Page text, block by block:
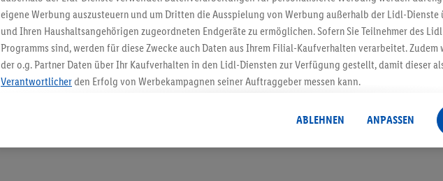
Jetzt zum Newsletter anmelden
Gutschein sichern!
eigene Werbung auszusteuern und um Dritten die Ausspielung von Werbung außerhalb der Lidl-Dienste
und Ihren Haushaltsangehörigen zugeordneten Endgeräte zu ermöglichen. Sofern Sie Teilnehmer des
Programms sind, werden für diese Zwecke auch Daten aus Ihrem Filial-Kaufverhalten verarbeitet. Zudem
der o.g. Partner Daten über Ihr Kaufverhalten in den Lidl-Diensten zur Verfügung gestellt, damit dieser
Verantwortlicherden Erfolg von Werbekampagnen seiner Auftraggeber messen kann.
angereicherten Profilen. Dies umfasst die Zusammenführung von Daten (z.B. über Ihre Nutzung der Lidl-
Kaufverhalten in den Lidl-Diensten, Informationen aus Ihrem Kundenkonto - z.B. Alter oder Geschlecht -
genauen Standortdaten) auch über verschiedene Endgeräte und Lidl-Dienste hinweg einschließlich dem
ABLEHNEN ANPASSEN